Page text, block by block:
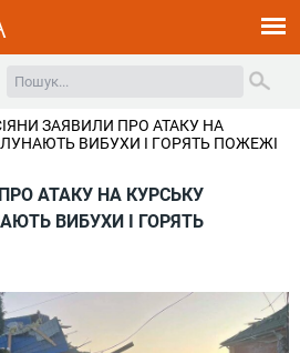
ЗАЯВИЛИ ПРО АТАКУ НА
ВИБУХИ І ГОРЯТЬ ПОЖЕЖІ
АТАКУ НА КУРСЬКУ
ВИБУХИ І ГОРЯТЬ